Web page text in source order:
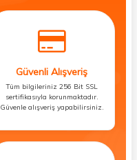
Güvenli Alışveriş
Tüm bilgileriniz 256 Bit SSL
sertifikasıyla korunmaktadır.
Güvenle alışveriş yapabilirsiniz.